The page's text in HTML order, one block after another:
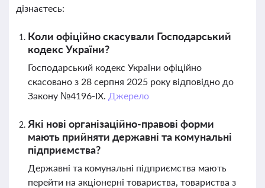
дізнаєтесь:
Коли офіційно скасували Господарський
кодекс України?
Господарський кодекс України офіційно
скасовано з 28 серпня 2025 року відповідно до
Закону №4196-IX. Джерело
Які нові організаційно-правові форми
мають прийняти державні та комунальні
підприємства?
Державні та комунальні підприємства мають
перейти на акціонерні товариства, товариства з